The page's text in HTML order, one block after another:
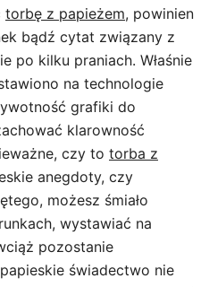
torbę z papieżem, powinien
bądź cytat związany z
po kilku praniach. Właśnie
na technologie
grafiki do
klarowność
czy to torba z
anegdoty, czy
możesz śmiało
wystawiać na
pozostanie
świadectwo nie